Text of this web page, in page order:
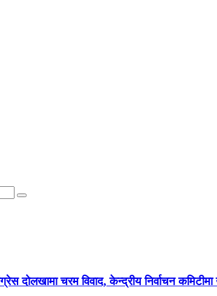
दोलखामा चरम विवाद, केन्द्रीय निर्वाचन कमिटीमा